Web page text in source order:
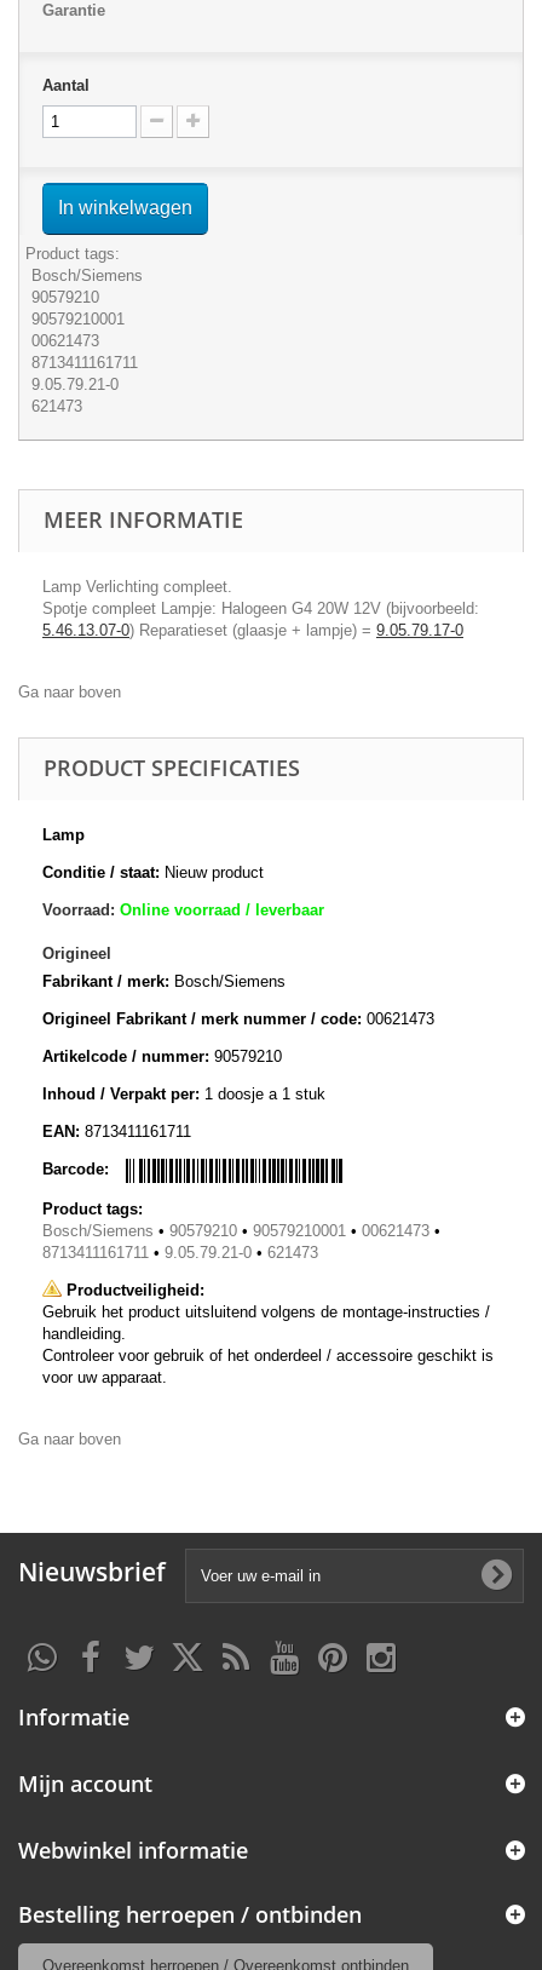
Garantie
Aantal
In winkelwagen
Product tags:
Bosch/Siemens
90579210
90579210001
00621473
8713411161711
9.05.79.21-0
621473
MEER INFORMATIE
Lamp Verlichting compleet.
Spotje compleet Lampje: Halogeen G4 20W 12V (bijvoorbeeld:
5.46.13.07-0) Reparatieset (glaasje + lampje) = 9.05.79.17-0
Ga naar boven
PRODUCT SPECIFICATIES
Lamp
Conditie / staat: Nieuw product
Voorraad: Online voorraad / leverbaar
Origineel
Fabrikant / merk: Bosch/Siemens
Origineel Fabrikant / merk nummer / code: 00621473
Artikelcode / nummer: 90579210
Inhoud / Verpakt per: 1 doosje a 1 stuk
EAN: 8713411161711
Barcode:
Product tags:
Bosch/Siemens • 90579210 • 90579210001 • 00621473 •
8713411161711 • 9.05.79.21-0 • 621473
Productveiligheid:
Gebruik het product uitsluitend volgens de montage-instructies /
handleiding.
Controleer voor gebruik of het onderdeel / accessoire geschikt is
voor uw apparaat.
Ga naar boven
Nieuwsbrief
Informatie
Mijn account
Webwinkel informatie
Bestelling herroepen / ontbinden
Overeenkomst herroepen / Overeenkomst ontbinden